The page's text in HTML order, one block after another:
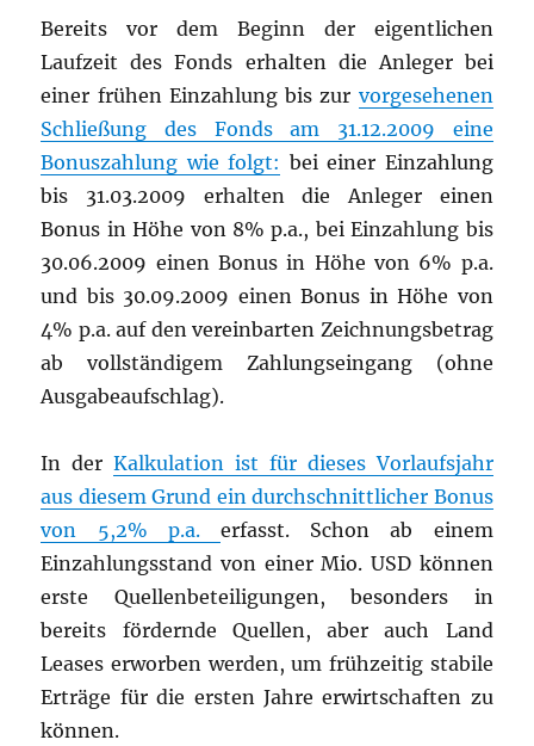
Bereits vor dem Beginn der eigentlichen
Laufzeit des Fonds erhalten die Anleger bei
einer frühen Einzahlung bis zur vorgesehenen
Schließung des Fonds am 31.12.2009 eine
Bonuszahlung wie folgt: bei einer Einzahlung
bis 31.03.2009 erhalten die Anleger einen
Bonus in Höhe von 8% p.a., bei Einzahlung bis
30.06.2009 einen Bonus in Höhe von 6% p.a.
und bis 30.09.2009 einen Bonus in Höhe von
4% p.a. auf den vereinbarten Zeichnungsbetrag
ab vollständigem Zahlungseingang (ohne
Ausgabeaufschlag).
In derKalkulation ist für dieses Vorlaufsjahr
aus diesem Grund ein durchschnittlicher Bonus
von 5,2% p.a. erfasst. Schon ab einem
Einzahlungsstand von einer Mio. USD können
erste Quellenbeteiligungen, besonders in
bereits fördernde Quellen, aber auch Land
Leases erworben werden, um frühzeitig stabile
Erträge für die ersten Jahre erwirtschaften zu
können.